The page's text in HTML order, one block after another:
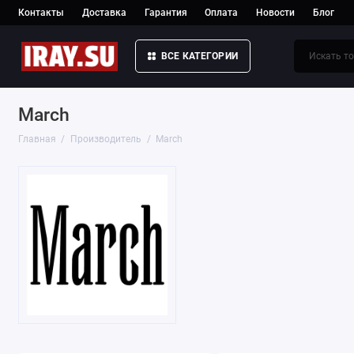
Контакты Доставка Гарантия Оплата Новости Блог
ВСЕ КАТЕГОРИИ
March
Главная Производитель March